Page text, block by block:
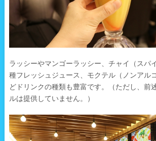
ラッシーやマンゴーラッシー、チャイ（スパ
種フレッシュジュース、モクテル（ノンアル
どドリンクの種類も豊富です。（ただし、前
ルは提供していません。）